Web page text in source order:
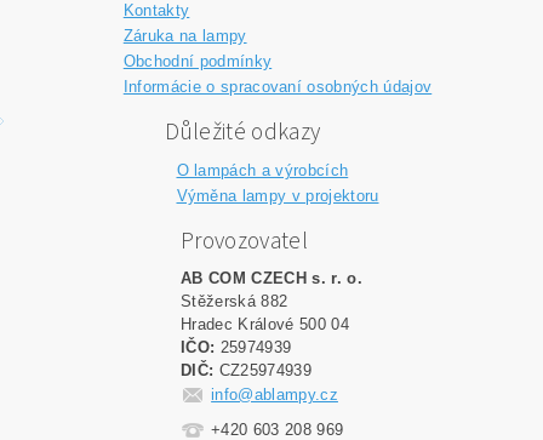
Kontakty
Záruka na lampy
Obchodní podmínky
Informácie o spracovaní osobných údajov
Důležité odkazy
O lampách a výrobcích
Výměna lampy v projektoru
Provozovatel
AB COM CZECH s. r. o.
Stěžerská 882
Hradec Králové 500 04
IČO: 25974939
DIČ: CZ25974939
info@ablampy.cz
+420 603 208 969